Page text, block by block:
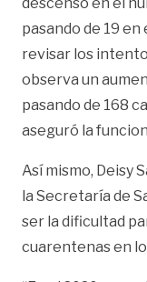
pasando de 19 en
revisar los
observa un
pasando de 168
aseguró la
Así mismo, Deisy
la Secretaría de
ser la dificultad
cuarentenas en